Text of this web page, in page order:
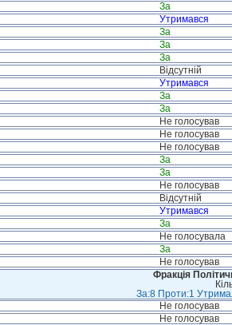
За
Утримався
За
За
За
Відсутній
Утримався
За
За
Не голосував
Не голосував
Не голосував
За
За
Не голосував
Відсутній
Утримався
За
Не голосувала
За
Не голосував
Фракція
За:8 Проти:1
Не голосував
Не голосував